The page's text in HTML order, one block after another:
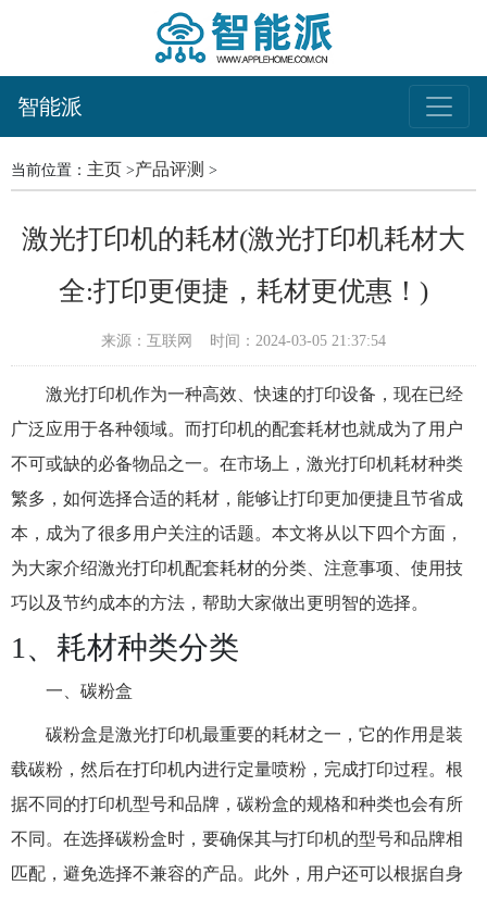
智能派
当前位置： 主页 >产品评测 >
激光打印机的耗材(激光打印机耗材大
全:打印更便捷，耗材更优惠！)
来源：互联网 时间：2024-03-05 21:37:54
激光打印机作为一种高效、快速的打印设备，现在已经
广泛应用于各种领域。而打印机的配套耗材也就成为了用户
不可或缺的必备物品之一。在市场上，激光打印机耗材种类
繁多，如何选择合适的耗材，能够让打印更加便捷且节省成
本，成为了很多用户关注的话题。本文将从以下四个方面，
为大家介绍激光打印机配套耗材的分类、注意事项、使用技
巧以及节约成本的方法，帮助大家做出更明智的选择。
1、耗材种类分类
一、碳粉盒
碳粉盒是激光打印机最重要的耗材之一，它的作用是装
载碳粉，然后在打印机内进行定量喷粉，完成打印过程。根
据不同的打印机型号和品牌，碳粉盒的规格和种类也会有所
不同。在选择碳粉盒时，要确保其与打印机的型号和品牌相
匹配，避免选择不兼容的产品。此外，用户还可以根据自身